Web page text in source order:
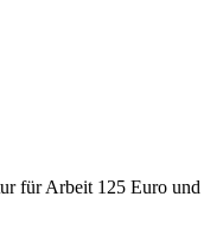
für Arbeit 125 Euro und